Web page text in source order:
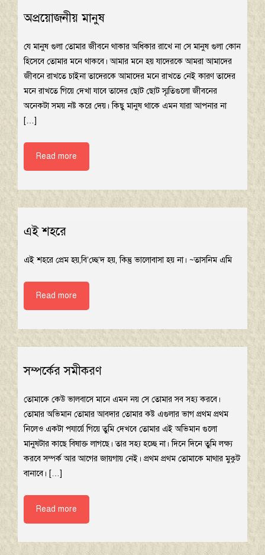
অপ্রয়োজনীয় মানুষ
যে মানুষ গুলা তোমার জীবনে থাকার অধিকার রাখে না সে মানুষ গুলা কোন
হিসেবে তোমার মনে থাকবে। আমার মনে হয় যাদেরকে আমরা আমাদের
জীবনে রাখতে চাইনা তাদেরকে আমাদের মনে রাখতে নেই কারণ তাদের
মনে রাখতে গিয়ে দেখা যাবে তাদের ছোট ছোট স্মৃতিগুলো জীবনের
অনেকটা সময় নষ্ট করে দেয়। কিছু মানুষ থাকে এমন যারা আপনার না
[…]
Read more
এই শহরে
এই শহরে প্রেম হয়,বি’চ্ছে’দ হয়, কিন্তু ভালোবাসা হয় না। ~তাসনিম এমি
Read more
সম্পর্কের সমীকরণ
তোমাকে কেউ ভালবাসে মানে এমন নয় সে তোমার সব সহ্য করবে।
তোমার অভিমান তোমার আবদার তোমার কষ্ট এগুলার ভাগ প্রথম প্রথম
নিলেও একটা পযার্য়ে গিয়ে তুমি দেখবে তোমার এই অভিমান গুলো
মানুষটার কাছে বিষাক্ত লাগছে। তার সহ্য হচ্ছে না। দিনে দিনে তুমি লক্ষ্য
করবে সম্পর্ক আর আগের জায়গায় নেই। প্রথম প্রথম তোমাকে মাথার মুকুট
বানাবে। […]
Read more